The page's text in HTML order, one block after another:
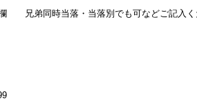
兄弟同時当落・当落別でも可などご記入く